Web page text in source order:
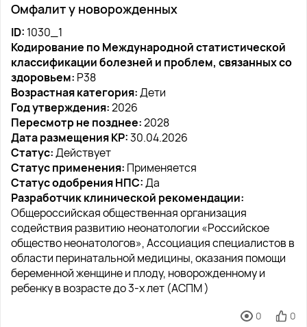
Омфалит у новорожденных
ID: 1030_1
Кодирование по Международной статистической
классификации болезней и проблем, связанных со
здоровьем: P38
Возрастная категория:Дети
Год утверждения:2026
Пересмотр не позднее:2028
Дата размещения КР:30.04.2026
Статус:Действует
Статус применения: Применяется
Статус одобрения НПС:Да
Разработчик клинической рекомендации:
Общероссийская общественная организация
содействия развитию неонатологии «Российское
общество неонатологов», Ассоциация специалистов в
области перинатальной медицины, оказания помощи
беременной женщине и плоду, новорожденному и
ребенку в возрасте до 3-х лет (АСПМ )
0 0